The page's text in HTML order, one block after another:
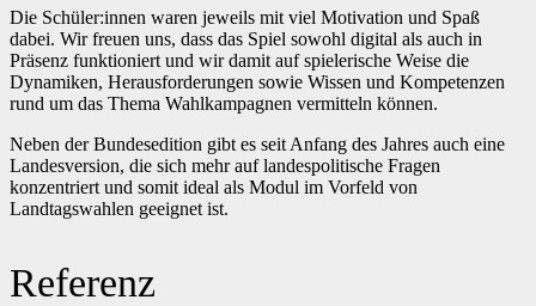
Die Schüler:innen waren jeweils mit viel Motivation und Spaß
dabei. Wir freuen uns, dass das Spiel sowohl digital als auch in
Präsenz funktioniert und wir damit auf spielerische Weise die
Dynamiken, Herausforderungen sowie Wissen und Kompetenzen
rund um das Thema Wahlkampagnen vermitteln können.
Neben der Bundesedition gibt es seit Anfang des Jahres auch eine
Landesversion, die sich mehr auf landespolitische Fragen
konzentriert und somit ideal als Modul im Vorfeld von
Landtagswahlen geeignet ist.
Referenz